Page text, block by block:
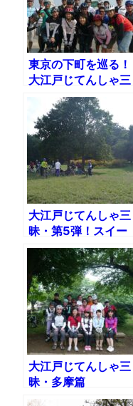
東京の下町を巡る！
大江戸じてんしゃ三
昧・下町編
大江戸じてんしゃ三
昧・第5弾！スイー
ツ編
大江戸じてんしゃ三
昧・多摩篇